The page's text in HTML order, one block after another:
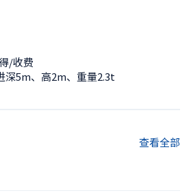
/收费
深5m、高2m、重量2.3t
查看全部